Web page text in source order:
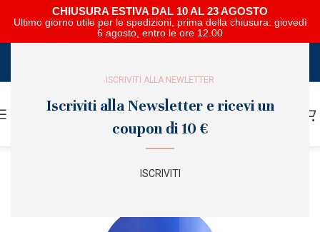
ISCRIVITI ALLA NEWLETTER
Iscriviti alla Newsletter e ricevi un
coupon di 10 €
ISCRIVITI
CHIUSURA ESTIVA DAL 10 AL 23 AGOSTO
Ultimo giorno utile per le spedizioni, prima della chiusura: giovedì
6 agosto, entro le ore 12.00